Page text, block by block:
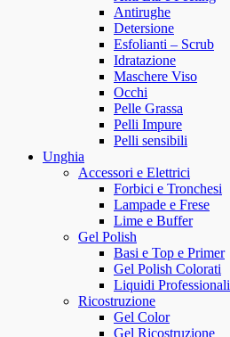
Antirughe
Detersione
Esfolianti – Scrub
Idratazione
Maschere Viso
Occhi
Pelle Grassa
Pelli Impure
Pelli sensibili
Unghia
Accessori e Elettrici
Forbici e Tronchesi
Lampade e Frese
Lime e Buffer
Gel Polish
Basi e Top e Primer
Gel Polish Colorati
Liquidi Professionali
Ricostruzione
Gel Color
Gel Ricostruzione